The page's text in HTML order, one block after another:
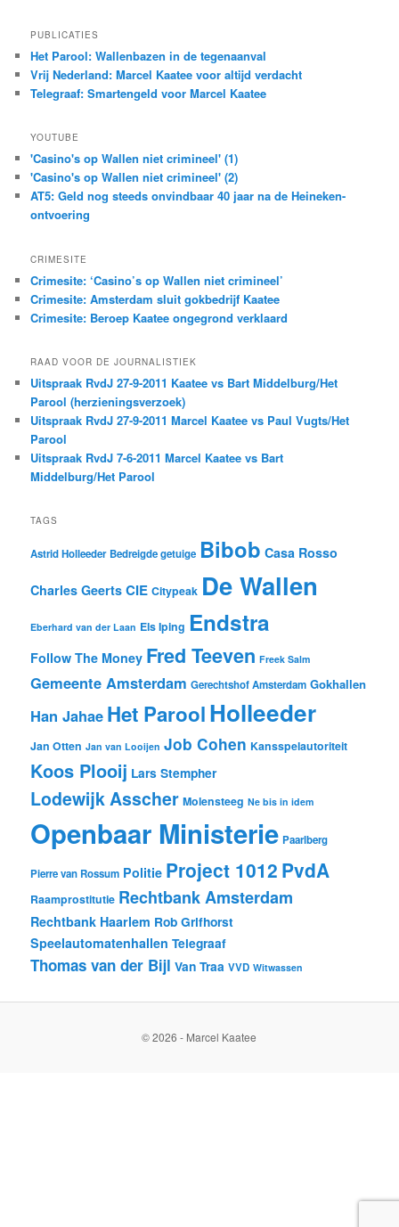
PUBLICATIES
Het Parool: Wallenbazen in de tegenaanval
Vrij Nederland: Marcel Kaatee voor altijd verdacht
Telegraaf: Smartengeld voor Marcel Kaatee
YOUTUBE
'Casino's op Wallen niet crimineel' (1)
'Casino's op Wallen niet crimineel' (2)
AT5: Geld nog steeds onvindbaar 40 jaar na de Heineken-
ontvoering
CRIMESITE
Crimesite: ‘Casino’s op Wallen niet crimineel’
Crimesite: Amsterdam sluit gokbedrijf Kaatee
Crimesite: Beroep Kaatee ongegrond verklaard
RAAD VOOR DE JOURNALISTIEK
Uitspraak RvdJ 27-9-2011 Kaatee vs Bart Middelburg/Het
Parool (herzieningsverzoek)
Uitspraak RvdJ 27-9-2011 Marcel Kaatee vs Paul Vugts/Het
Parool
Uitspraak RvdJ 7-6-2011 Marcel Kaatee vs Bart
Middelburg/Het Parool
TAGS
Astrid Holleeder Bedreigde getuige Bibob Casa Rosso
Charles Geerts CIE Citypeak De Wallen
Eberhard van der Laan Els Iping Endstra
Follow The Money Fred Teeven Freek Salm
Gemeente Amsterdam Gerechtshof Amsterdam Gokhallen
Han Jahae Het ParoolHolleeder
Jan Otten Jan van Looijen Job Cohen Kansspelautoriteit
Koos Plooij Lars Stempher
Lodewijk Asscher Molensteeg Ne bis in idem
Openbaar Ministerie Paarlberg
Pierre van Rossum Politie Project 1012 PvdA
Raamprostitutie Rechtbank Amsterdam
Rechtbank Haarlem Rob Grifhorst
Speelautomatenhallen Telegraaf
Thomas van der Bijl Van Traa VVD Witwassen
© 2026 - Marcel Kaatee